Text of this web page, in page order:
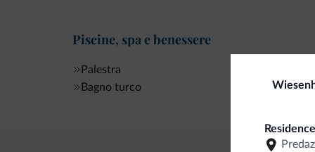
Piscine, spa e benessere
Palestra
Bagno turco